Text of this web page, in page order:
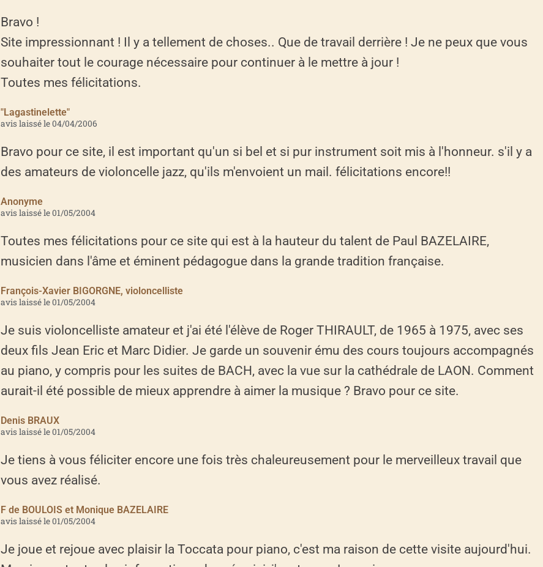
Bravo !
Site impressionnant ! Il y a tellement de choses.. Que de travail derrière ! Je ne peux que vous
souhaiter tout le courage nécessaire pour continuer à le mettre à jour !
Toutes mes félicitations.
"Lagastinelette"
avis laissé le 04/04/2006
Bravo pour ce site, il est important qu'un si bel et si pur instrument soit mis à l'honneur. s'il y a
des amateurs de violoncelle jazz, qu'ils m'envoient un mail. félicitations encore!!
Anonyme
avis laissé le 01/05/2004
Toutes mes félicitations pour ce site qui est à la hauteur du talent de Paul BAZELAIRE,
musicien dans l'âme et éminent pédagogue dans la grande tradition française.
François-Xavier BIGORGNE, violoncelliste
avis laissé le 01/05/2004
Je suis violoncelliste amateur et j'ai été l'élève de Roger THIRAULT, de 1965 à 1975, avec ses
deux fils Jean Eric et Marc Didier. Je garde un souvenir ému des cours toujours accompagnés
au piano, y compris pour les suites de BACH, avec la vue sur la cathédrale de LAON. Comment
aurait-il été possible de mieux apprendre à aimer la musique ? Bravo pour ce site.
Denis BRAUX
avis laissé le 01/05/2004
Je tiens à vous féliciter encore une fois très chaleureusement pour le merveilleux travail que
vous avez réalisé.
F de BOULOIS et Monique BAZELAIRE
avis laissé le 01/05/2004
Je joue et rejoue avec plaisir la Toccata pour piano, c'est ma raison de cette visite aujourd'hui.